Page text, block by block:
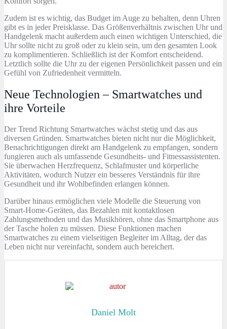
Zudem ist es wichtig, das Budget im Auge zu behalten, denn Uhren
gibt es in jeder Preisklasse. Das Größenverhältnis zwischen Uhr und
Handgelenk macht außerdem auch einen wichtigen Unterschied, die
Uhr sollte nicht zu groß oder zu klein sein, um den gesamten Look
zu komplimentieren. Schließlich ist der Komfort entscheidend.
Letztlich sollte die Uhr zu der eigenen Persönlichkeit passen und ein
Gefühl von Zufriedenheit vermitteln.
Neue Technologien – Smartwatches und
ihre Vorteile
Der Trend Richtung Smartwatches wächst stetig und das aus
diversen Gründen. Smartwatches bieten nicht nur die Möglichkeit,
Benachrichtigungen direkt am Handgelenk zu empfangen, sondern
fungieren auch als umfassende Gesundheits- und Fitnessassistenten.
Sie überwachen Herzfrequenz, Schlafmuster und körperliche
Aktivitäten, wodurch Nutzer ein besseres Verständnis für ihre
Gesundheit und ihr Wohlbefinden erlangen können.
Darüber hinaus ermöglichen viele Modelle die Steuerung von
Smart-Home-Geräten, das Bezahlen mit kontaktlosen
Zahlungsmethoden und das Musikhören, ohne das Smartphone aus
der Tasche holen zu müssen. Diese Funktionen machen
Smartwatches zu einem vielseitigen Begleiter im Alltag, der das
Leben nicht nur vereinfacht, sondern auch bereichert.
Daniel Molt